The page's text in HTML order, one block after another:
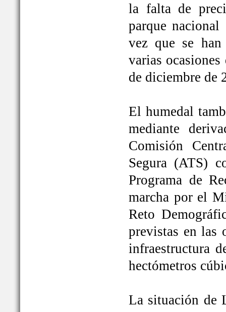
la falta de
parque
vez que se
varias
de diciembre de
El humedal
mediante
Comisión
Segura (ATS)
Programa de
marcha por el
Reto
previstas en las
infraestructura
hectómetros
La situación de